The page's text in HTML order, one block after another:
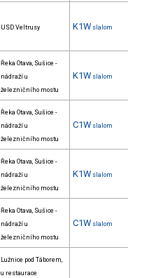
USD Veltrusy K1W slalom
Řeka Otava, Sušice -
nádraží u
železničního mostu
K1W slalom
Řeka Otava, Sušice -
nádraží u
železničního mostu
C1W slalom
Řeka Otava, Sušice -
nádraží u
železničního mostu
K1W slalom
Řeka Otava, Sušice -
nádraží u
železničního mostu
C1W slalom
Lužnice pod Táborem,
u restaurace